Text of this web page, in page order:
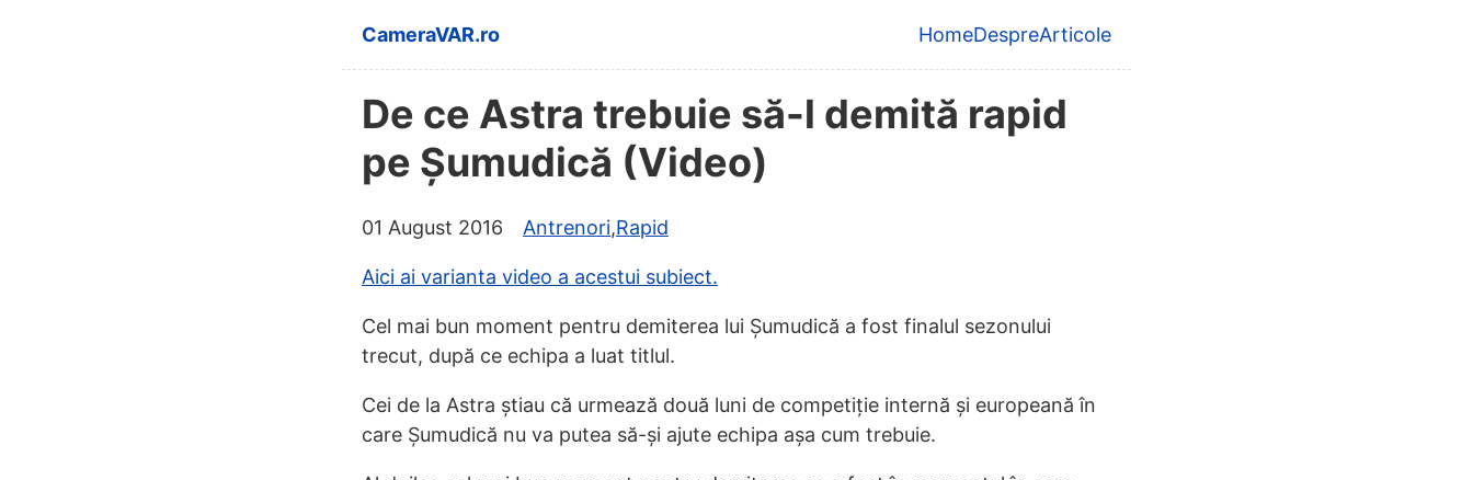
Skip to main content
CameraVAR.ro
Top level navigation menu
HomeDespreArticole
De ce Astra trebuie să-l demită rapid
pe Șumudică (Video)
01 August 2016 Antrenori,Rapid
Aici ai varianta video a acestui subiect.
Cel mai bun moment pentru demiterea lui Șumudică a fost finalul sezonului
trecut, după ce echipa a luat titlul.
Cei de la Astra știau că urmează două luni de competiție internă și europeană în
care Șumudică nu va putea să-și ajute echipa așa cum trebuie.